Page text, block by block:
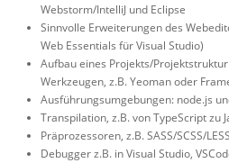
Webstorm/IntelliJ und Eclipse
Sinnvolle Erweiterungen des
Web Essentials für Visual Studio)
Aufbau eines Projekts/
Werkzeugen, z.B. Yeoman oder
Ausführungsumgebungen: node.js
Transpilation, z.B. von TypeScript zu
Präprozessoren, z.B. SASS/SCSS/
Debugger z.B. in Visual Studio,